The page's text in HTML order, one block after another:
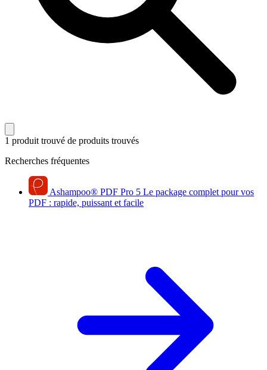
1 produit trouvé de produits trouvés
Recherches fréquentes
Ashampoo® PDF Pro 5 Le package complet pour vos
PDF : rapide, puissant et facile